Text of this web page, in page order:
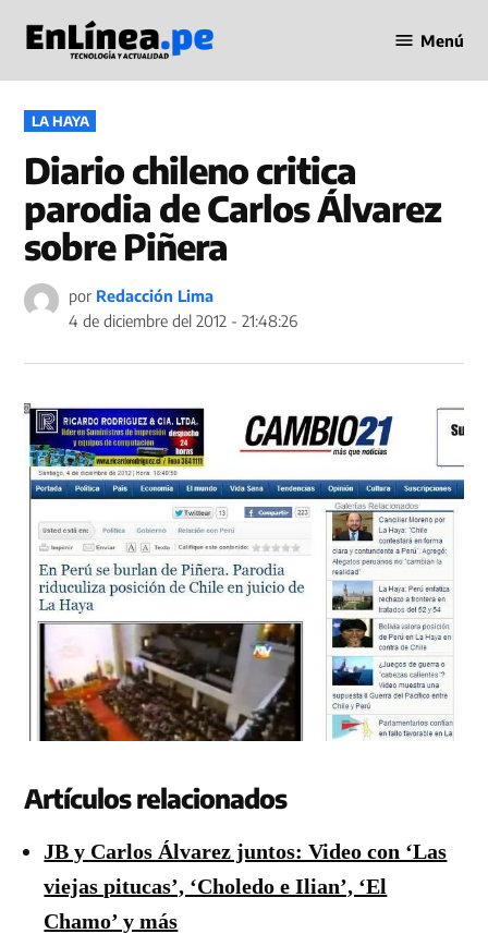
contenido
en Línea
Menú
PUBLICADO
EN
LA HAYA
Diario chileno critica
parodia de Carlos Álvarez
sobre Piñera
por Redacción Lima
4 de diciembre del 2012 - 21:48:26
Artículos relacionados
JB y Carlos Álvarez juntos: Video con ‘Las
viejas pitucas’, ‘Choledo e Ilian’, ‘El
Chamo’ y más